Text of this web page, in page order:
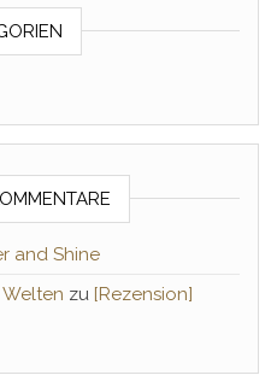
and Shine
zu [Rezension]